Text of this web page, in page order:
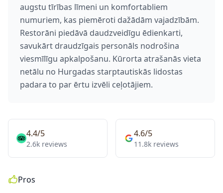
augstu tīrības līmeni un komfortabliem
numuriem, kas piemēroti dažādām vajadzībām.
Restorāni piedāvā daudzveidīgu ēdienkarti,
savukārt draudzīgais personāls nodrošina
viesmīlīgu apkalpošanu. Kūrorta atrašanās vieta
netālu no Hurgadas starptautiskās lidostas
padara to par ērtu izvēli ceļotājiem.
4.4/5
2.6k reviews
4.6/5
11.8k reviews
Pros